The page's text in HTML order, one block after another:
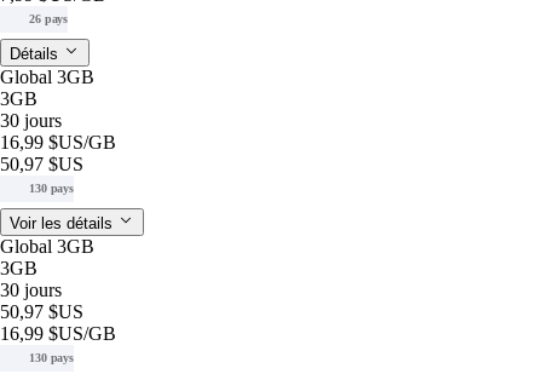
26 pays
Détails
Global 3GB
3GB
30 jours
16,99 $US/GB
50,97 $US
130 pays
Voir les détails
Global 3GB
3GB
30 jours
50,97 $US
16,99 $US/GB
130 pays